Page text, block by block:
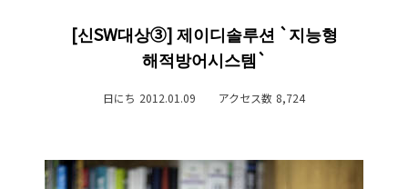
[신SW대상③] 제이디솔루션 `지능형
해적방어시스템`
日にち 2012.01.09 アクセス数 8,724